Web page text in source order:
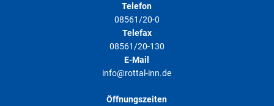
Telefon
08561/20-0
Telefax
08561/20-130
E-Mail
info@rottal-inn.de
Öffnungszeiten